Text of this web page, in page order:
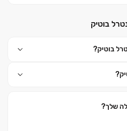
מניבים - בבעלות
עירונית - החברה שותפה
ראשיתה של החברה בתחילת
פרטית באזור חדרה ויישובי
בוטיק
בוטיק?
שלך?